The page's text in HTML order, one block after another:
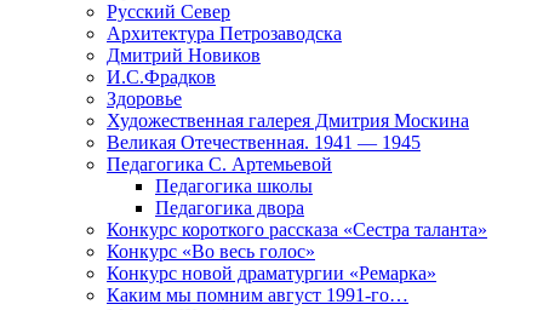
Русский Север
Архитектура Петрозаводска
Дмитрий Новиков
И.С.Фрадков
Здоровье
Художественная галерея Дмитрия Москина
Великая Отечественная. 1941 — 1945
Педагогика С. Артемьевой
Педагогика школы
Педагогика двора
Конкурс короткого рассказа «Сестра таланта»
Конкурс «Во весь голос»
Конкурс новой драматургии «Ремарка»
Каким мы помним август 1991-го…